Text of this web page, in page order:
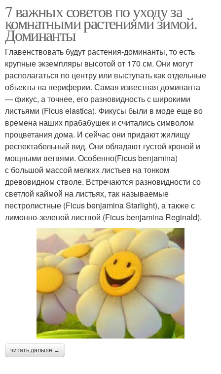
7 важных советов по уходу за
комнатными растениями зимой.
Доминанты
Главенствовать будут растения-доминанты, то есть
крупные экземпляры высотой от 170 см. Они могут
располагаться по центру или выступать как отдельные
объекты на периферии. Самая известная доминанта
— фикус, а точнее, его разновидность с широкими
листьями (Ficus elastica). Фикусы были в моде еще во
времена наших прабабушек и считались символом
процветания дома. И сейчас они придают жилищу
респектабельный вид. Они обладают густой кроной и
мощными ветвями. Особенно(Ficus benjamina)
с большой массой мелких листьев на тонком
древовидном стволе. Встречаются разновидности со
светлой каймой на листьях, так называемые
пестролистные (Ficus benjamina Starlight), а также с
лимонно-зеленой листвой (Ficus benjamina Reginald).
читать дальше →